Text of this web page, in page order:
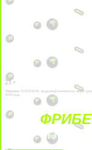
21+
Лицензии №24514359, выданной комитетом
2034 года.
БЕЗ